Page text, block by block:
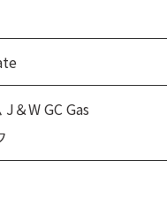
＆W GC Gas